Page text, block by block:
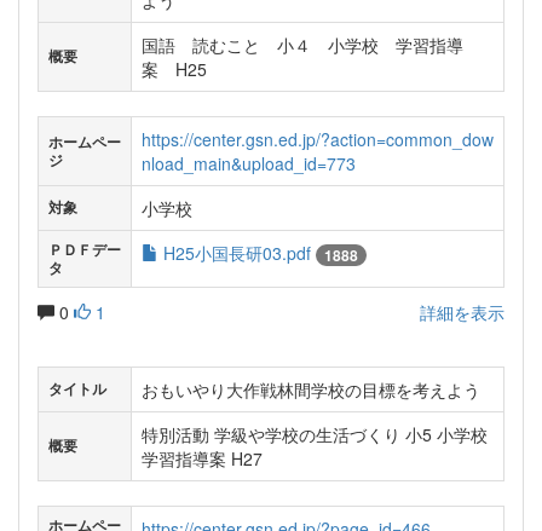
概要
国語 読むこと 小４ 小学校 学習指導
案 H25
ホームペー
ジ
https://center.gsn.ed.jp/?action=common_dow
nload_main&upload_id=773
対象 小学校
ＰＤＦデー
タ
H25小国長研03.pdf 1888
0 1 詳細を表示
タイトル おもいやり大作戦林間学校の目標を考えよう
概要
特別活動 学級や学校の生活づくり 小5 小学校
学習指導案 H27
ホームペー